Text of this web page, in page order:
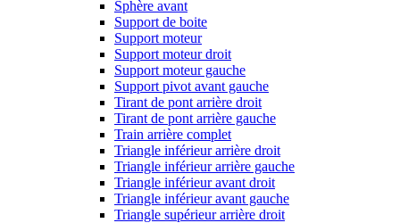
Sphère avant
Support de boite
Support moteur
Support moteur droit
Support moteur gauche
Support pivot avant gauche
Tirant de pont arrière droit
Tirant de pont arrière gauche
Train arrière complet
Triangle inférieur arrière droit
Triangle inférieur arrière gauche
Triangle inférieur avant droit
Triangle inférieur avant gauche
Triangle supérieur arrière droit